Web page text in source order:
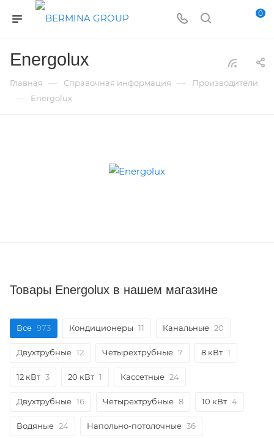
0
Energolux
Главная — Справочная информация — Производители
— Energolux
Товары Energolux в нашем магазине
Все 973 Кондиционеры 11 Канальные 20
Двухтрубные 12 Четырехтрубные 7 8 кВт 1
12 кВт 3 20 кВт 1 Кассетные 24
Двухтрубные 16 Четырехтрубные 8 10 кВт 4
Водяные 24 Напольно-потолочные 36